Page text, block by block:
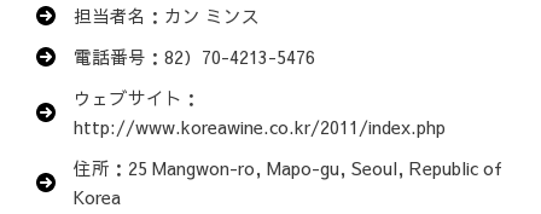
担当者名：カン ミンス
電話番号：82）70-4213-5476
ウェブサイト：
http://www.koreawine.co.kr/2011/index.php
住所：25 Mangwon-ro, Mapo-gu, Seoul, Republic of
Korea